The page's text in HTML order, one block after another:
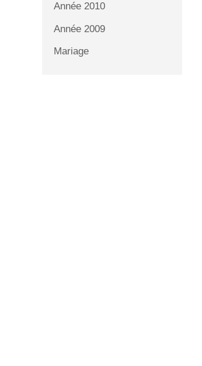
Année 2010
Année 2009
Mariage